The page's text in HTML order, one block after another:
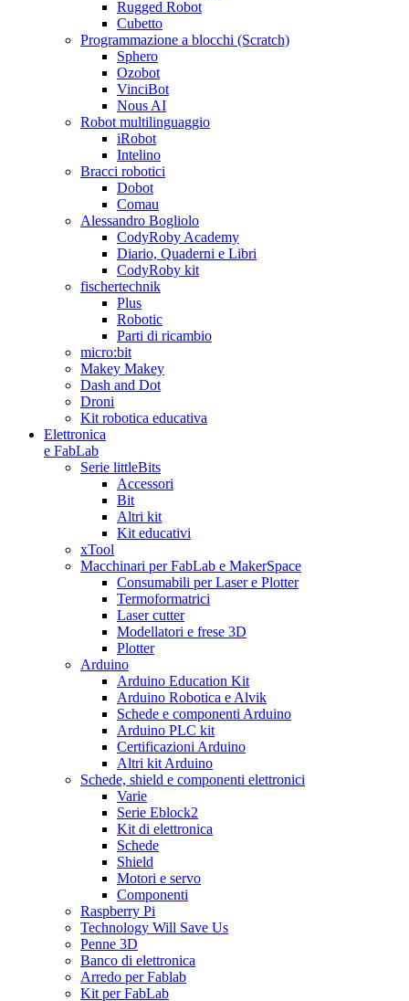
Rugged Robot
Cubetto
Programmazione a blocchi (Scratch)
Sphero
Ozobot
VinciBot
Nous AI
Robot multilinguaggio
iRobot
Intelino
Bracci robotici
Dobot
Comau
Alessandro Bogliolo
CodyRoby Academy
Diario, Quaderni e Libri
CodyRoby kit
fischertechnik
Plus
Robotic
Parti di ricambio
micro:bit
Makey Makey
Dash and Dot
Droni
Kit robotica educativa
Elettronica
e FabLab
Serie littleBits
Accessori
Bit
Altri kit
Kit educativi
xTool
Macchinari per FabLab e MakerSpace
Consumabili per Laser e Plotter
Termoformatrici
Laser cutter
Modellatori e frese 3D
Plotter
Arduino
Arduino Education Kit
Arduino Robotica e Alvik
Schede e componenti Arduino
Arduino PLC kit
Certificazioni Arduino
Altri kit Arduino
Schede, shield e componenti elettronici
Varie
Serie Eblock2
Kit di elettronica
Schede
Shield
Motori e servo
Componenti
Raspberry Pi
Technology Will Save Us
Penne 3D
Banco di elettronica
Arredo per Fablab
Kit per FabLab